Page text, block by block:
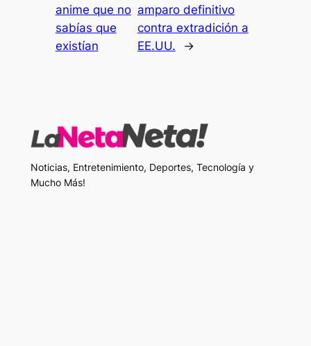
anime que no
sabías que
existían
amparo definitivo
contra extradición a
EE.UU.
→
Noticias, Entretenimiento, Deportes, Tecnología y
Mucho Más!